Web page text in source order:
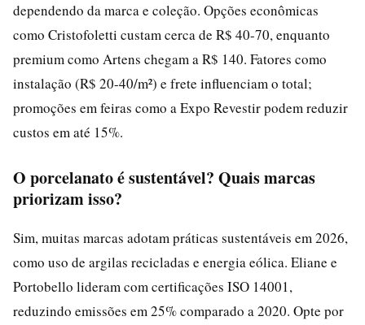
dependendo da marca e coleção. Opções econômicas
como Cristofoletti custam cerca de R$ 40-70, enquanto
premium como Artens chegam a R$ 140. Fatores como
instalação (R$ 20-40/m²) e frete influenciam o total;
promoções em feiras como a Expo Revestir podem reduzir
custos em até 15%.
O porcelanato é sustentável? Quais marcas
priorizam isso?
Sim, muitas marcas adotam práticas sustentáveis em 2026,
como uso de argilas recicladas e energia eólica. Eliane e
Portobello lideram com certificações ISO 14001,
reduzindo emissões em 25% comparado a 2020. Opte por